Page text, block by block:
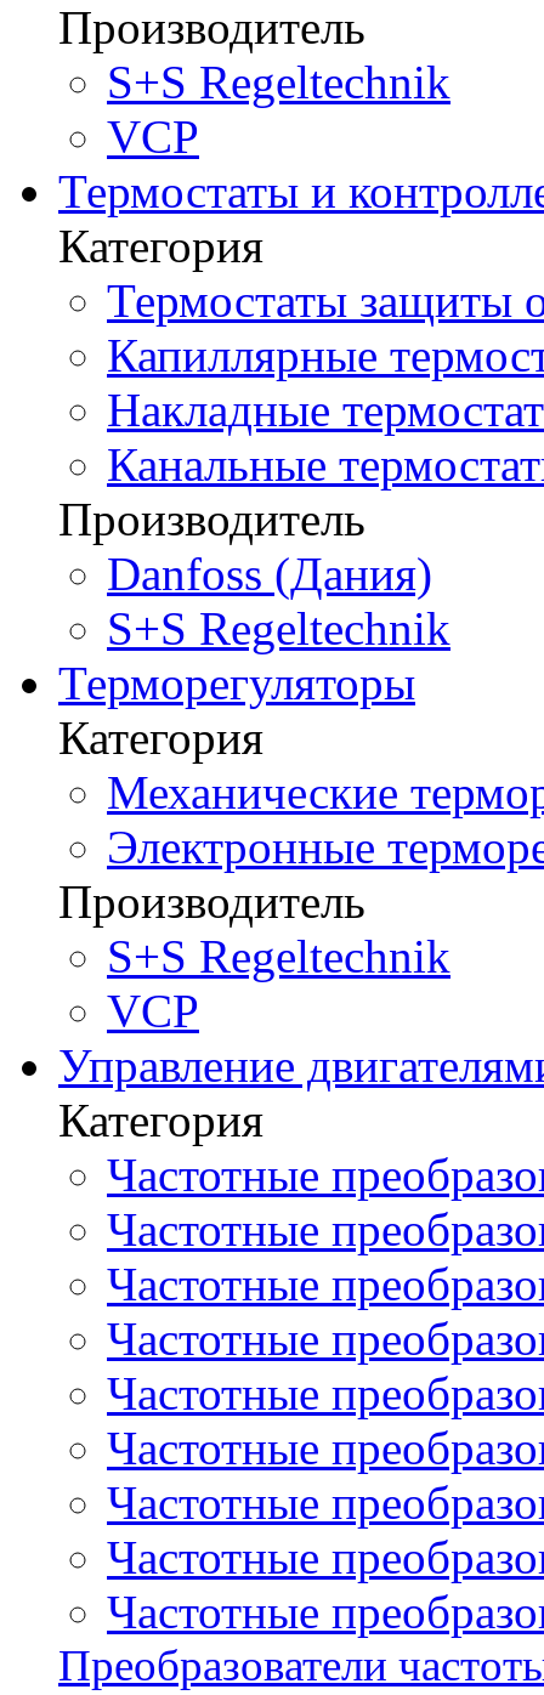
Производитель
S+S Regeltechnik
VCP
Термостаты и
Категория
Термостаты защиты
Капиллярные
Накладные
Канальные
Производитель
Danfoss (Дания)
S+S Regeltechnik
Терморегуляторы
Категория
Механические
Электронные
Производитель
S+S Regeltechnik
VCP
Управление
Категория
Частотные
Частотные
Частотные
Частотные
Частотные
Частотные
Частотные
Частотные
Частотные
Преобразователи